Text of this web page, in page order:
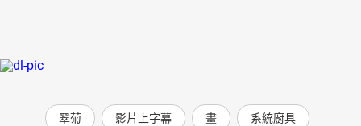
翠菊 影片上字幕 畫 系統廚具